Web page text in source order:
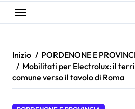
Inizio
PORDENONE E
Mobilitati per Electrolux: il
comune verso il tavolo di Roma